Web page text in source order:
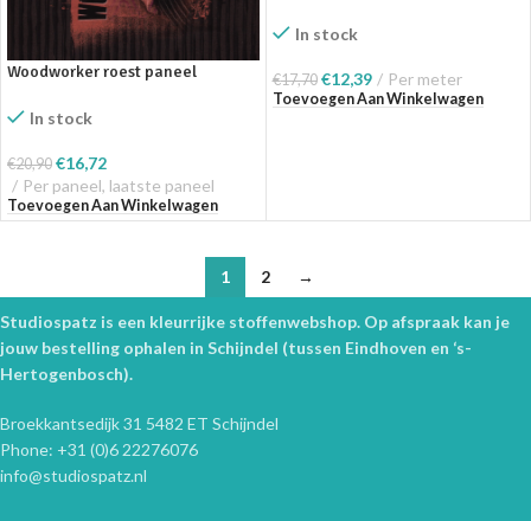
Woodworker roest paneel
In stock
€20,90 €16,72
Per paneel, laatste paneel
Toevoegen Aan Winkelwagen
In stock
€17,70 €12,39 Per meter
Toevoegen Aan Winkelwagen
1 2 →
Studiospatz is een kleurrijke stoffenwebshop. Op afspraak kan je
jouw bestelling ophalen in Schijndel (tussen Eindhoven en ‘s-
Hertogenbosch).
Broekkantsedijk 31 5482 ET Schijndel
Phone: +31 (0)6 22276076
info@studiospatz.nl